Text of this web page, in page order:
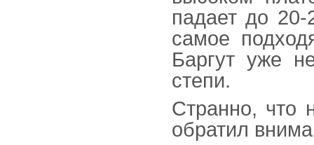
падает до
самое
Баргут уже
степи.
Странно, что
обратил